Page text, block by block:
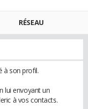
RÉSEAU
à son profil.
lui envoyant un
à vos contacts.